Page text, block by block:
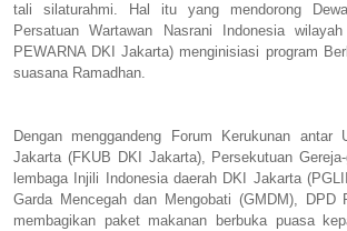
tali silaturahmi. Hal itu yang mendorong
Persatuan Wartawan Nasrani Indonesia
PEWARNA DKI Jakarta) menginisiasi program
suasana Ramadhan.
Dengan menggandeng Forum Kerukunan antar
Jakarta (FKUB DKI Jakarta), Persekutuan
lembaga Injili Indonesia daerah DKI Jakarta
Garda Mencegah dan Mengobati (GMDM), DPD
membagikan paket makanan berbuka puasa